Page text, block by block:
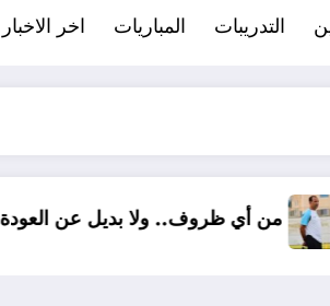
اخر الاخبار المباريات التدريبات
أقوى من أي ظروف.. ولا بديل